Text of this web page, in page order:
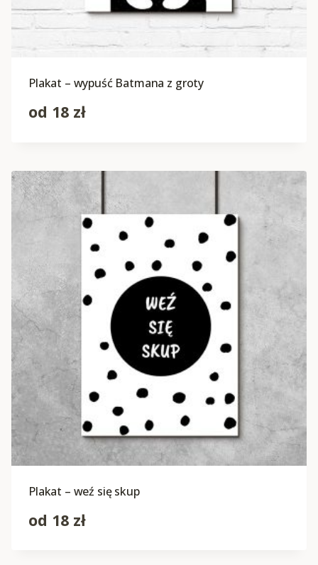
Plakat – wypuść Batmana z groty
od 18 zł
Plakat – weź się skup
od 18 zł